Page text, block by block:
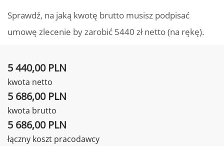
Sprawdź, na jaką kwotę brutto musisz podpisać
umowę zlecenie by zarobić 5440 zł netto (na rękę).
5 440,00 PLN
kwota netto
5 686,00 PLN
kwota brutto
5 686,00 PLN
łączny koszt pracodawcy